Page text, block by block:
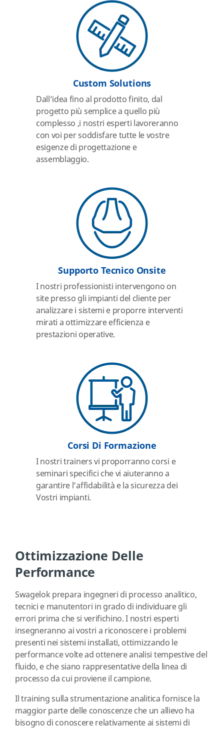
Custom Solutions
Dall’idea fino al prodotto finito, dal
progetto più semplice a quello più
complesso ,i nostri esperti lavoreranno
con voi per soddisfare tutte le vostre
esigenze di progettazione e
assemblaggio.
Supporto Tecnico Onsite
I nostri professionisti intervengono on
site presso gli impianti del cliente per
analizzare i sistemi e proporre interventi
mirati a ottimizzare efficienza e
prestazioni operative.
Corsi Di Formazione
I nostri trainers vi proporranno corsi e
seminari specifici che vi aiuteranno a
garantire l’affidabilità e la sicurezza dei
Vostri impianti.
Ottimizzazione Delle
Performance
Swagelok prepara ingegneri di processo analitico,
tecnici e manutentori in grado di individuare gli
errori prima che si verifichino. I nostri esperti
insegneranno ai vostri a riconoscere i problemi
presenti nei sistemi installati, ottimizzando le
performance volte ad ottenere analisi tempestive del
fluido, e che siano rappresentative della linea di
processo da cui proviene il campione.
Il training sulla strumentazione analitica fornisce la
maggior parte delle conoscenze che un allievo ha
bisogno di conoscere relativamente ai sistemi di